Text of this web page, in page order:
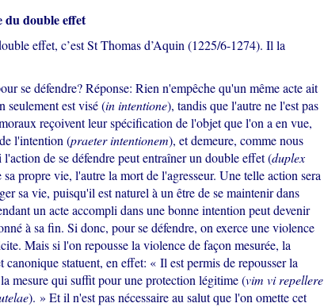
du double effet
effet, c’est St Thomas d’Aquin (1225/6-1274). Il la
se défendre? Réponse: Rien n'empêche qu'un même acte ait
seulement est visé (in intentione), tandis que l'autre ne l'est pas
reçoivent leur spécification de l'objet que l'on a en vue,
l'intention (praeter intentionem), et demeure, comme nous
de se défendre peut entraîner un double effet (duplex
propre vie, l'autre la mort de l'agresseur. Une telle action sera
sa vie, puisqu'il est naturel à un être de se maintenir dans
un acte accompli dans une bonne intention peut devenir
à sa fin. Si donc, pour se défendre, on exerce une violence
Mais si l'on repousse la violence de façon mesurée, la
statuent, en effet: « Il est permis de repousser la
mesure qui suffit pour une protection légitime (vim vi repellere
). » Et il n'est pas nécessaire au salut que l'on omette cet